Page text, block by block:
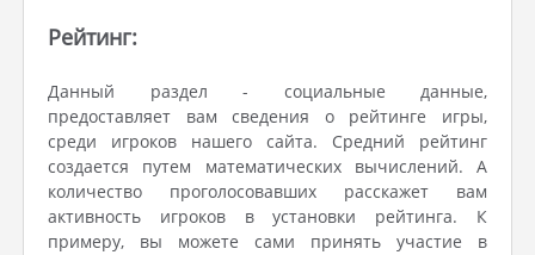
Рейтинг:
Данный раздел - социальные данные,
предоставляет вам сведения о рейтинге игры,
среди игроков нашего сайта. Средний рейтинг
создается путем математических вычислений. А
количество проголосовавших расскажет вам
активность игроков в установки рейтинга. К
примеру, вы можете сами принять участие в